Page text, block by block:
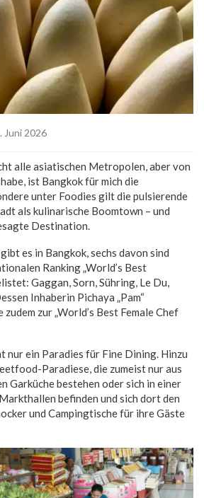
Juni 2026
alle asiatischen Metropolen, aber von
ist Bangkok für mich die
unter Foodies gilt die pulsierende
als kulinarische Boomtown – und
Destination.
es in Bangkok, sechs davon sind
Ranking „World’s Best
Gaggan, Sorn, Sühring, Le Du,
Inhaberin Pichaya „Pam“
zur „World’s Best Female Chef
nur ein Paradies für Fine Dining. Hinzu
Paradiese, die zumeist nur aus
Garküche bestehen oder sich in einer
befinden und sich dort den
und Campingtische für ihre Gäste